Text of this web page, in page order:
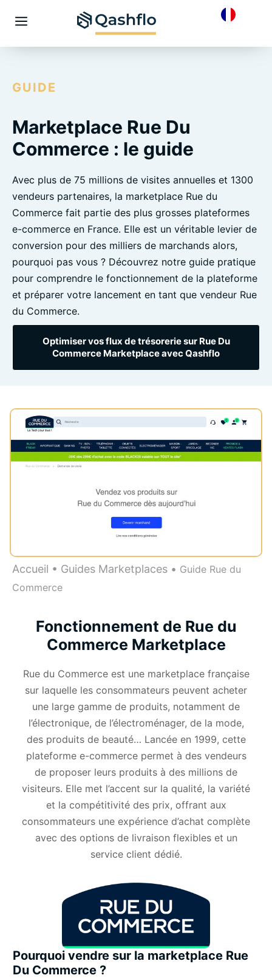
Menu
GUIDE
Marketplace Rue Du
Commerce : le guide
Avec plus de 75 millions de visites annuelles et 1300
vendeurs partenaires, la marketplace Rue du
Commerce fait partie des plus grosses plateformes
e-commerce en France. Elle est un véritable levier de
conversion pour des milliers de marchands alors,
pourquoi pas vous ? Découvrez notre guide pratique
pour comprendre le fonctionnement de la plateforme
et préparer votre lancement en tant que vendeur Rue
du Commerce.
Optimiser vos flux de trésorerie sur Rue Du
Commerce Marketplace avec Qashflo
Accueil • Guides Marketplaces • Guide Rue du
Commerce
Fonctionnement de Rue du
Commerce Marketplace
Rue du Commerce est une marketplacefrançaise
sur laquelle les consommateurs peuvent acheter
une large gamme de produits, notamment de
l’électronique, de l’électroménager, de la mode,
des produits de beauté… Lancée en 1999, cette
plateforme e-commerce permet à des vendeurs
de proposer leurs produits à des millions de
visiteurs. Elle met l’accent sur la qualité, la variété
et la compétitivité des prix, offrant aux
consommateurs une expérience d’achat complète
avec des options de livraison flexibles et un
service client dédié.
Pourquoi vendre sur la marketplace Rue
Du Commerce ?